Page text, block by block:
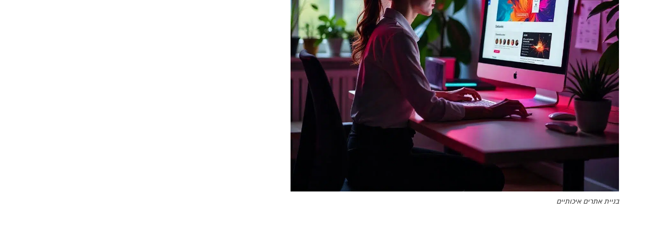
בניית אתרים איכותיים